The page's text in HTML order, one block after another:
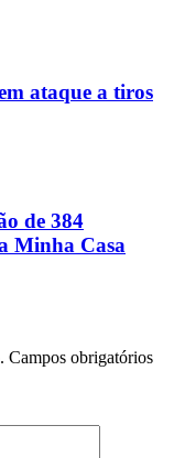
ataque a tiros
de 384
Minha Casa
Campos obrigatórios